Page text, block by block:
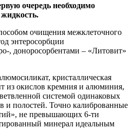
очередь необходимо
очищения межклеточного
энтеросорбции
, доноросорбентами – «Литовит»
кристаллическая
из окислов кремния и алюминия,
системой одинаковых
и полостей. Точно калиброванные
не превышающих 6-ти
минерал идеальным